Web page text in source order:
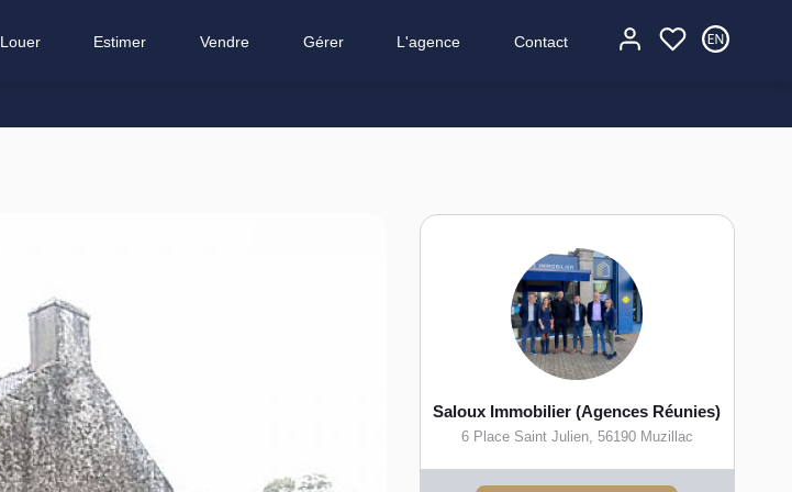
Louer Estimer Vendre Gérer L'agence Contact
Saloux Immobilier (Agences Réunies)
6 Place Saint Julien, 56190 Muzillac